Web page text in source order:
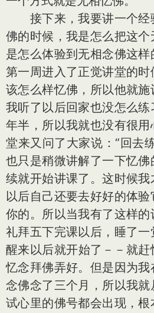
接下来，我要讲一个经
佛的时候，我是怎么把这
是怎么体验到无相念佛这
第一周进入了正觉讲堂的
该怎么样忆佛，所以他就施
我听了以后回家也没怎么
年半，所以我就也没有很
堂来又问了大家说：“回去
也只是稍微讲解了一下忆
续就开始讲课了。这时候
以后自己还要去好好的体
你的。所以当我有了这样
礼拜五下完课以后，睡了一
醒来以后就开始了－－就
忆念拜佛弄好。但是因为
念佛念了三个月，所以我
试心里的佛号都会出现，